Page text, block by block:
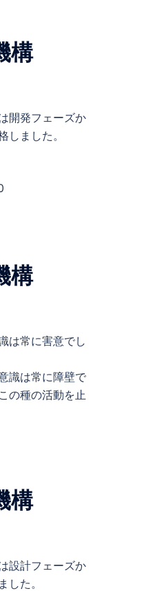
構
開発フェーズか
しました。
構
は常に害意でし
識は常に障壁で
の種の活動を止
構
設計フェーズか
した。